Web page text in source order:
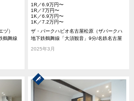
ヅ）
鶴舞線
1R／6.9万円〜
1R／7万円〜
1K／6.9万円〜
1K／7.2万円〜
ザ・パークハビオ名古屋松原（ザパークハ
ビオナゴヤマツバラ）
地下鉄鶴舞線「大須観音」9分/名鉄名古屋
2025年3月